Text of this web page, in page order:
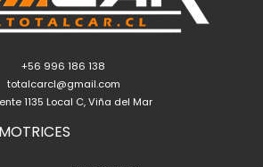
+56 996 186 138
totalcarcl@gmail.com
1135 Local C, Viña del Mar